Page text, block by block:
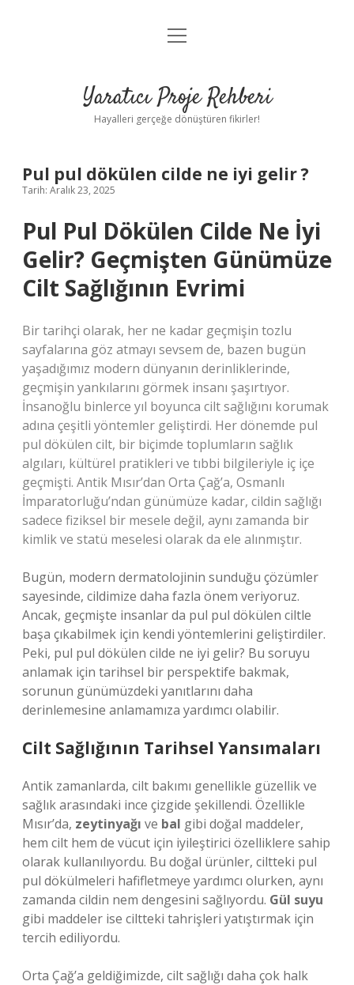
Anasayfa
Yasal Uyarı
menüyü
Yaratıcı Proje Rehberi
Hayalleri gerçeğe dönüştüren fikirler!
Pul pul dökülen cilde ne iyi gelir ?
Tarih: Aralık 23, 2025
Pul Pul Dökülen Cilde Ne İyi
Gelir? Geçmişten Günümüze
Cilt Sağlığının Evrimi
Bir tarihçi olarak, her ne kadar geçmişin tozlu
sayfalarına göz atmayı sevsem de, bazen bugün
yaşadığımız modern dünyanın derinliklerinde,
geçmişin yankılarını görmek insanı şaşırtıyor.
İnsanoğlu binlerce yıl boyunca cilt sağlığını korumak
adına çeşitli yöntemler geliştirdi. Her dönemde pul
pul dökülen cilt, bir biçimde toplumların sağlık
algıları, kültürel pratikleri ve tıbbi bilgileriyle iç içe
geçmişti. Antik Mısır’dan Orta Çağ’a, Osmanlı
İmparatorluğu’ndan günümüze kadar, cildin sağlığı
sadece fiziksel bir mesele değil, aynı zamanda bir
kimlik ve statü meselesi olarak da ele alınmıştır.
Bugün, modern dermatolojinin sunduğu çözümler
sayesinde, cildimize daha fazla önem veriyoruz.
Ancak, geçmişte insanlar da pul pul dökülen ciltle
başa çıkabilmek için kendi yöntemlerini geliştirdiler.
Peki, pul pul dökülen cilde ne iyi gelir? Bu soruyu
anlamak için tarihsel bir perspektife bakmak,
sorunun günümüzdeki yanıtlarını daha
derinlemesine anlamamıza yardımcı olabilir.
Cilt Sağlığının Tarihsel Yansımaları
Antik zamanlarda, cilt bakımı genellikle güzellik ve
sağlık arasındaki ince çizgide şekillendi. Özellikle
Mısır’da, zeytinyağı ve bal gibi doğal maddeler,
hem cilt hem de vücut için iyileştirici özelliklere sahip
olarak kullanılıyordu. Bu doğal ürünler, ciltteki pul
pul dökülmeleri hafifletmeye yardımcı olurken, aynı
zamanda cildin nem dengesini sağlıyordu. Gül suyu
gibi maddeler ise ciltteki tahrişleri yatıştırmak için
tercih ediliyordu.
Orta Çağ’a geldiğimizde, cilt sağlığı daha çok halk